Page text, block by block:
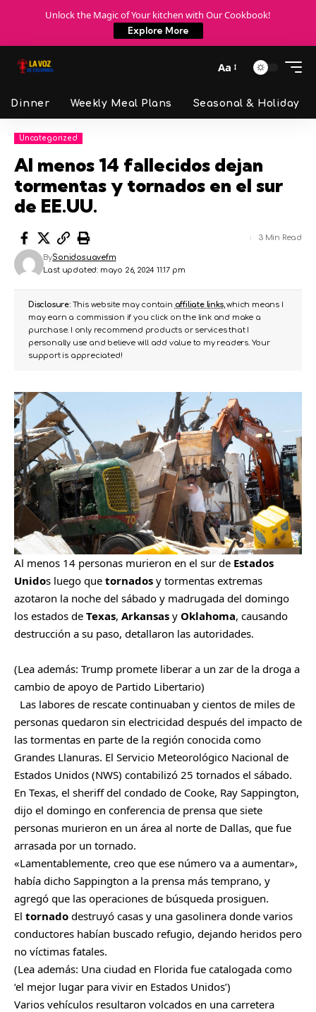
Unlock the Magic of Your kitchen with Our Cookbook!
Explore More
Aa
Dinner Weekly Meal Plans Seasonal & Holiday
Uncategorized
Al menos 14 fallecidos dejan
tormentas y tornados en el sur
de EE.UU.
Last updated: mayo 26, 2024 11:17 pm
BySonidosuavefm
3 Min Read
Disclosure:This website may contain affiliate links, which means I
may earn a commission if you click on the link and make a
purchase. I only recommend products or services that I
personally use and believe will add value to my readers. Your
support is appreciated!
Al menos 14 personas murieron en el sur de Estados
Unidos luego que tornados y tormentas extremas
azotaron la noche del sábado y madrugada del domingo
los estados de Texas, Arkansas y Oklahoma, causando
destrucción a su paso, detallaron las autoridades.
​(Lea además: Trump promete liberar a un zar de la droga a
cambio de apoyo de Partido Libertario)
Las labores de rescate continuaban y cientos de miles de
personas quedaron sin electricidad después del impacto de
las tormentas en parte de la región conocida como
Grandes Llanuras. El Servicio Meteorológico Nacional de
Estados Unidos (NWS) contabilizó 25 tornados el sábado.
En Texas, el sheriff del condado de Cooke, Ray Sappington,
dijo el domingo en conferencia de prensa que siete
personas murieron en un área al norte de Dallas, que fue
arrasada por un tornado.
«Lamentablemente, creo que ese número va a aumentar»,
había dicho Sappington a la prensa más temprano, y
agregó que las operaciones de búsqueda prosiguen.
El tornado destruyó casas y una gasolinera donde varios
conductores habían buscado refugio, dejando heridos pero
no víctimas fatales.
(Lea además: Una ciudad en Florida fue catalogada como
‘el mejor lugar para vivir en Estados Unidos’)
Varios vehículos resultaron volcados en una carretera